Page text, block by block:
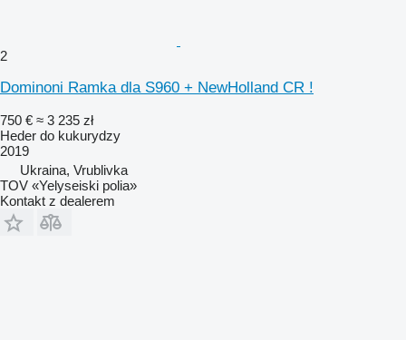
2
Dominoni Ramka dla S960 + NewHolland CR !
750 € ≈ 3 235 zł
Heder do kukurydzy
2019
Ukraina, Vrublivka
TOV «Yelyseiski polia»
Kontakt z dealerem